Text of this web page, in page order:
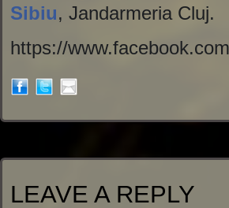
Sibiu, Jandarmeria Cluj.
https://
LEAVE A REPLY